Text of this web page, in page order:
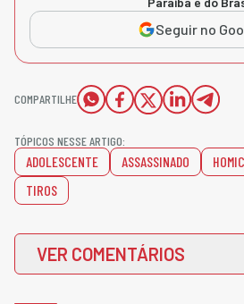
Seguir no
COMPARTILHE
TÓPICOS NESSE ARTIGO:
ADOLESCENTE ASSASSINADO
TIROS
VER COMENTÁRIOS